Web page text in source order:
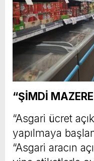
“ŞİMDİ
“Asgari ücret
yapılmaya
“Asgari aracın